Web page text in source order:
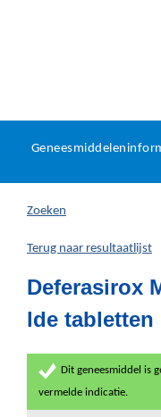
U
hier:
Zoeken
Terug naar resultaatlijst
Deferasirox
lde tabletten
Dit geneesmiddel is
vermelde indicatie.